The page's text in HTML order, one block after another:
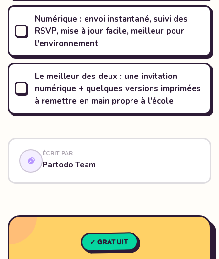
Numérique : envoi instantané, suivi des
RSVP, mise à jour facile, meilleur pour
l'environnement
Le meilleur des deux : une invitation
numérique + quelques versions imprimées
à remettre en main propre à l'école
ÉCRIT PAR
Partodo Team
✓ GRATUIT